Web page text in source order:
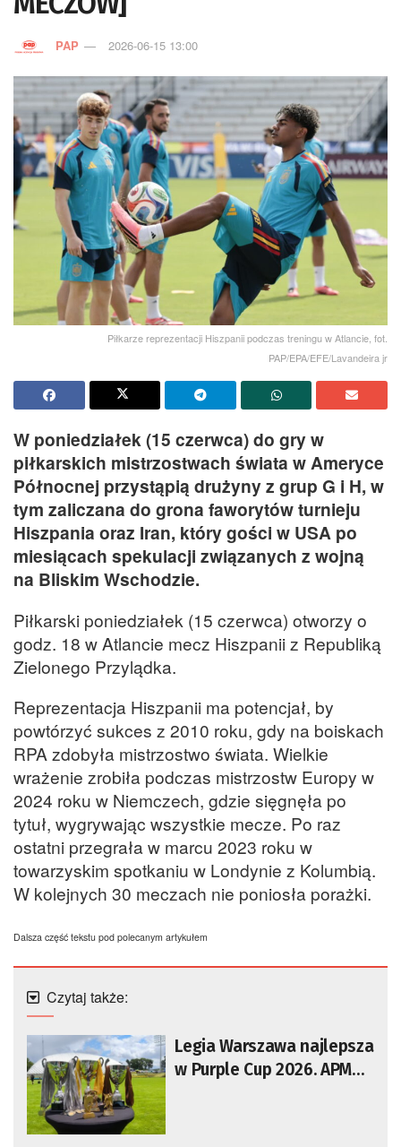
PAP 2026-06-15 13:00
Piłkarze reprezentacji Hiszpanii podczas treningu w Atlancie, fot.
PAP/EPA/EFE/Lavandeira jr
W poniedziałek (15 czerwca) do gry w
piłkarskich mistrzostwach świata w Ameryce
Północnej przystąpią drużyny z grup G i H, w
tym zaliczana do grona faworytów turnieju
Hiszpania oraz Iran, który gości w USA po
miesiącach spekulacji związanych z wojną
na Bliskim Wschodzie.
Piłkarski poniedziałek (15 czerwca) otworzy o
godz. 18 w Atlancie mecz Hiszpanii z Republiką
Zielonego Przylądka.
Reprezentacja Hiszpanii ma potencjał, by
powtórzyć sukces z 2010 roku, gdy na boiskach
RPA zdobyła mistrzostwo świata. Wielkie
wrażenie zrobiła podczas mistrzostw Europy w
2024 roku w Niemczech, gdzie sięgnęła po
tytuł, wygrywając wszystkie mecze. Po raz
ostatni przegrała w marcu 2023 roku w
towarzyskim spotkaniu w Londynie z Kolumbią.
W kolejnych 30 meczach nie poniosła porażki.
Dalsza część tekstu pod polecanym artykułem
Czytaj także:
Legia Warszawa najlepsza
w Purple Cup 2026. APMM